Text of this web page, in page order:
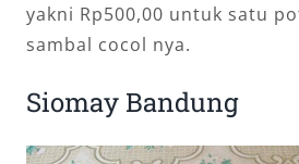
yakni Rp500,00 untuk satu
sambal cocol nya.
Siomay Bandung